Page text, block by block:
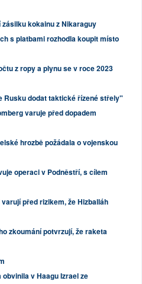
kokainu z Nikaraguy
s platbami rozhodla koupit místo
z ropy a plynu se v roce 2023
Rusku dodat taktické řízené střely"
varuje před dopadem
hrozbě požádala o vojenskou
operaci v Podněstří, s cílem
před rizikem, že Hizballáh
zkoumání potvrzují, že raketa
v Haagu Izrael ze